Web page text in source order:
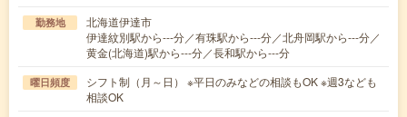
勤務地
北海道伊達市
伊達紋別駅から---分／有珠駅から---分／北舟岡駅から---分／
黄金(北海道)駅から---分／長和駅から---分
曜日頻度
シフト制（月～日） ※平日のみなどの相談もOK ※週3なども
相談OK